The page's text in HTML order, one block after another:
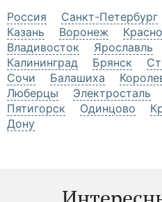
Россия Санкт-Петербург
Казань
Воронеж
Владивосток
Ярославль
Калининград
Брянск
Сочи
Балашиха
Люберцы
Электросталь
Пятигорск
Одинцово
Дону